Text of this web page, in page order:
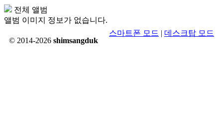
전체 앨범
앨범 이미지 정보가 없습니다.
© 2014-2026 shimsangduk
스마트폰 모드 | 데스크탑 모드